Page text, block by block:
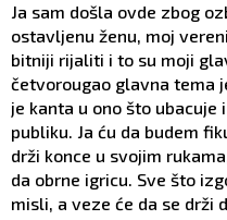
Ja sam došla ovde zbog
ostavljenu ženu, moj
bitniji rijaliti i to su moji
četvorougao glavna tema
je kanta u ono što ubacuje
publiku. Ja ću da budem
drži konce u svojim
da obrne igricu. Sve što
misli, a veze će da se drži